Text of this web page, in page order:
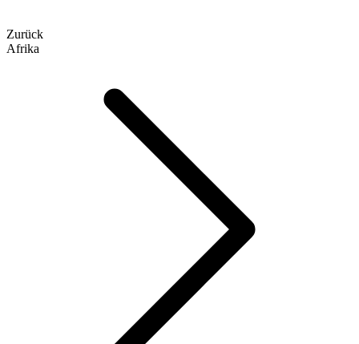
Zurück
Afrika